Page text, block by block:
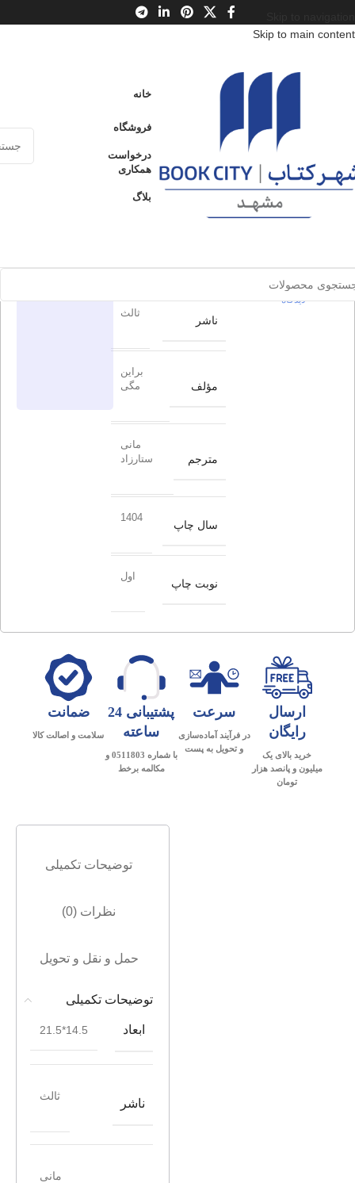
Skip to main content
خانه
فروشگاه
درخواست
همکاری
بلاگ
محصولات / کتاب بزرگسال
فروخته شده
0 بدون
دیدگاه
فلسفه و
جهان واقع
ناشر
ثالث
مؤلف
براین
مگی
مترجم
مانی
ستارزاد
سال چاپ
1404
نوبت چاپ
اول
ارسال
رایگان
خرید بالای یک
میلیون و پانصد هزار
تومان
سرعت
در فرآیند آماده‌سازی
و تحویل به پست
پشتیبانی 24
ساعته
با شماره 0511803 و
مکالمه برخط
ضمانت
سلامت و اصالت کالا
توضیحات تکمیلی
نظرات (0)
حمل و نقل و تحویل
توضیحات تکمیلی
ابعاد 14.5*21.5
ناشر
ثالث
مانی